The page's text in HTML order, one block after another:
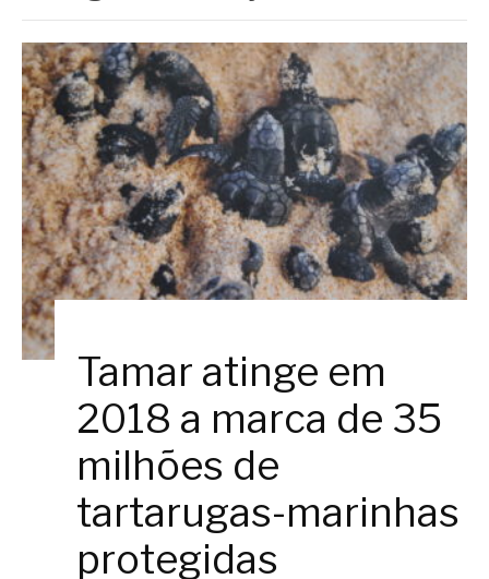
Tamar atinge em
2018 a marca de 35
milhões de
tartarugas-marinhas
protegidas